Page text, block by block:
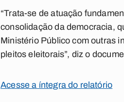
“Trata-se de atuação
consolidação da democracia,
Ministério Público com outras
pleitos eleitorais”, diz o
Acesse a íntegra do relatório